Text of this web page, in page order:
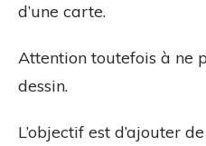
d’une carte.
Attention toutefois à ne
dessin.
L’objectif est d’ajouter